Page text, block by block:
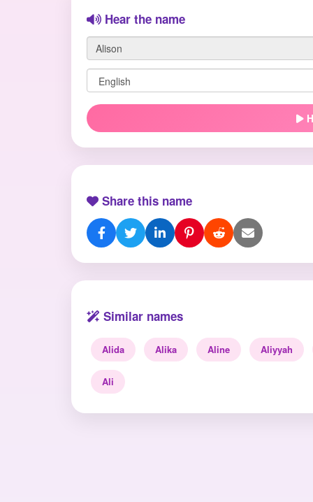
Hear the name
Share this name
Similar names
Alida Alika Aline Aliyyah
Ali